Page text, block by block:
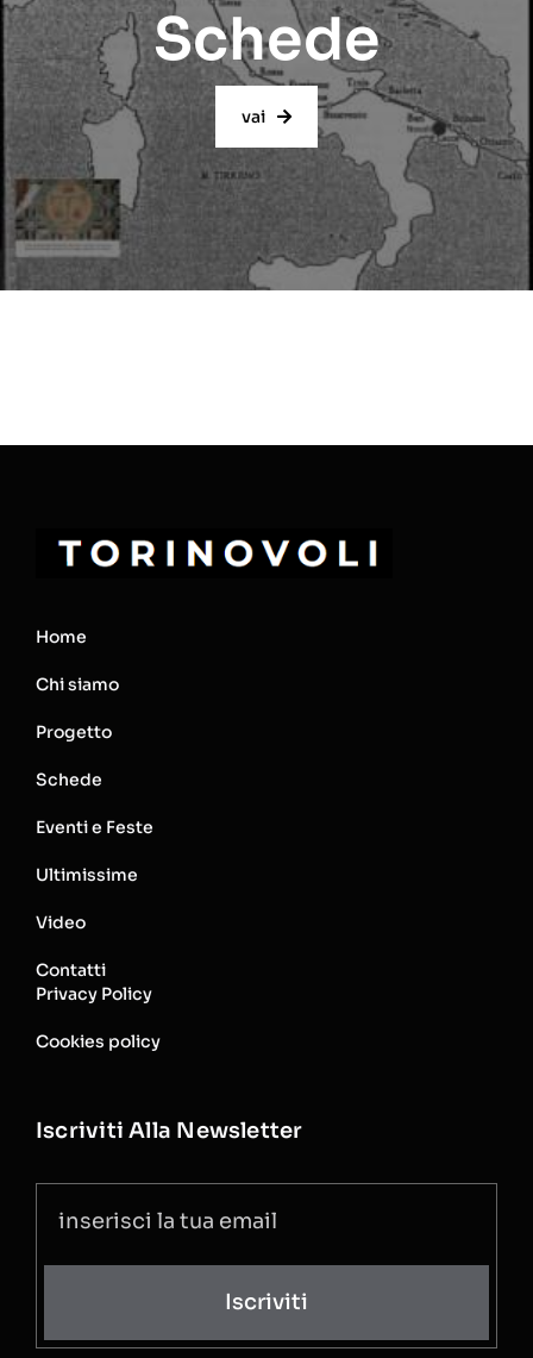
Schede
vai
Home
Chi siamo
Progetto
Schede
Eventi e Feste
Ultimissime
Video
Contatti
Privacy Policy
Cookies policy
Iscriviti Alla Newsletter
Iscriviti